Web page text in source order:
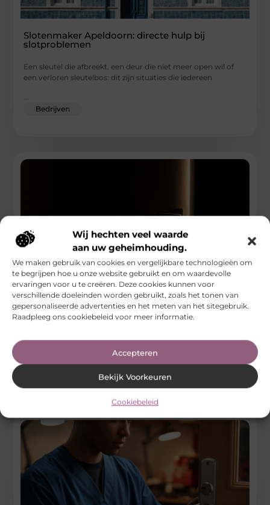
Wij hechten veel waarde
aan uw geheimhouding.
We maken gebruik van cookies en vergelijkbare technologieën om
te begrijpen hoe u onze website gebruikt en om waardevolle
ervaringen voor u te creëren. Deze cookies kunnen voor
verschillende doeleinden worden gebruikt, zoals het tonen van
gepersonaliseerde advertenties en het meten van het sitegebruik.
Raadpleeg ons cookiebeleid voor meer informatie.
Accepteren
Bekijk Voorkeuren
Cookiebeleid
Slotenmaker Apeldoorn: directe hulp bij
slotproblemen
Een sleutel die afbreekt, een deur die niet meer open wil of
een verloren sleutelbos: dit zijn situaties die iedereen
Bedrijven
Slotenmaker Soest met snelle en betrouwbare
spoedservice
sloten. Toch kan het iedereen overkomen dat een